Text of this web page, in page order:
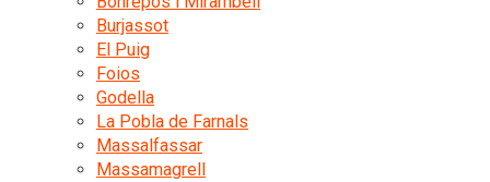
Burjassot
El Puig
Foios
Godella
La Pobla de Farnals
Massalfassar
Massamagrell